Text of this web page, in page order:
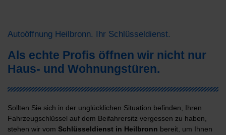
Autoöffnung Heilbronn. Ihr Schlüsseldienst.
Als echte Profis öffnen wir nicht nur
Haus- und Wohnungstüren.
Sollten Sie sich in der unglücklichen Situation befinden, Ihren
Fahrzeugschlüssel auf dem Beifahrersitz vergessen zu haben,
stehen wir vom Schlüsseldienst in Heilbronn bereit, um Ihnen